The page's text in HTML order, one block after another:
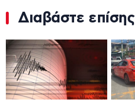
Διαβάστε επίσης